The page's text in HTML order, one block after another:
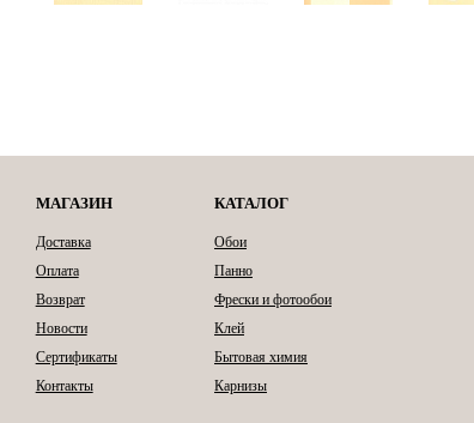
МАГАЗИН
Доставка
Оплата
Возврат
Новости
Сертификаты
Контакты
КАТАЛОГ
Обои
Панно
Фрески и фотообои
Клей
Бытовая химия
Карнизы